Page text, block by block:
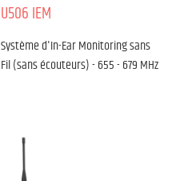
U506 IEM
Système d'In-Ear Monitoring sans
Fil (sans écouteurs) - 655 - 679 MHz